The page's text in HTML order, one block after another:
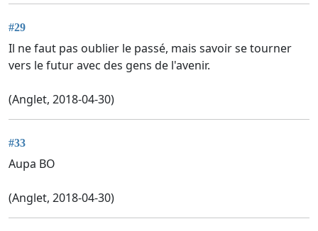
#29
Il ne faut pas oublier le passé, mais savoir se tourner
vers le futur avec des gens de l'avenir.
(Anglet, 2018-04-30)
#33
Aupa BO
(Anglet, 2018-04-30)